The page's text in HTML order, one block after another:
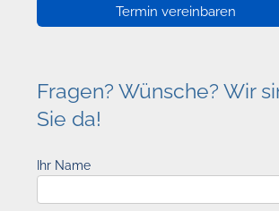
Termin vereinbaren
Fragen? Wünsche? Wir
Sie da!
Ihr Name